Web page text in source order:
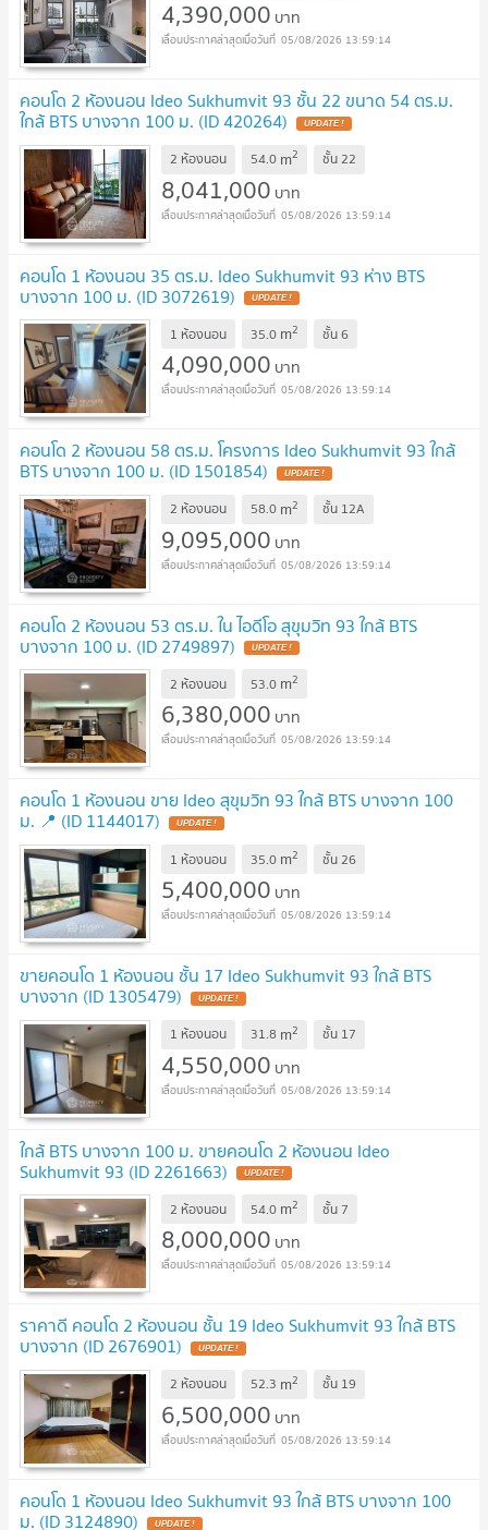
4,390,000 บาท
05/08/2026 13:59:14
คอนโด 2 ห้องนอน Ideo Sukhumvit 93 ชั้น 22 ขนาด 54 ตร.ม.
ใกล้ BTS บางจาก 100 ม. (ID 420264)
2 ห้องนอน 54.0 m2 ชั้น22
8,041,000 บาท
05/08/2026 13:59:14
คอนโด 1 ห้องนอน 35 ตร.ม. Ideo Sukhumvit 93 ห่าง BTS
บางจาก 100 ม. (ID 3072619)
1 ห้องนอน 35.0 m2 ชั้น6
4,090,000 บาท
05/08/2026 13:59:14
คอนโด 2 ห้องนอน 58 ตร.ม. โครงการ Ideo Sukhumvit 93 ใกล้
BTS บางจาก 100 ม. (ID 1501854)
2 ห้องนอน 58.0 m2 ชั้น 12A
9,095,000 บาท
05/08/2026 13:59:14
คอนโด 2 ห้องนอน 53 ตร.ม. ใน ไอดีโอ สุขุมวิท 93 ใกล้ BTS
บางจาก 100 ม. (ID 2749897)
2 ห้องนอน 53.0 m2
6,380,000 บาท
05/08/2026 13:59:14
คอนโด 1 ห้องนอน ขาย Ideo สุขุมวิท 93 ใกล้ BTS บางจาก 100
ม. 📍 (ID 1144017)
1 ห้องนอน 35.0 m2 ชั้น26
5,400,000 บาท
05/08/2026 13:59:14
ขายคอนโด 1 ห้องนอน ชั้น 17 Ideo Sukhumvit 93 ใกล้ BTS
บางจาก (ID 1305479)
1 ห้องนอน 31.8 m2 ชั้น 17
4,550,000 บาท
05/08/2026 13:59:14
ใกล้ BTS บางจาก 100 ม. ขายคอนโด 2 ห้องนอน Ideo
Sukhumvit 93 (ID 2261663)
2 ห้องนอน 54.0 m2 ชั้น 7
8,000,000 บาท
05/08/2026 13:59:14
ราคาดี คอนโด 2 ห้องนอน ชั้น 19 Ideo Sukhumvit 93 ใกล้ BTS
บางจาก (ID 2676901)
2 ห้องนอน 52.3 m2 ชั้น 19
6,500,000 บาท
05/08/2026 13:59:14
คอนโด 1 ห้องนอน Ideo Sukhumvit 93 ใกล้ BTS บางจาก 100
ม. (ID 3124890)